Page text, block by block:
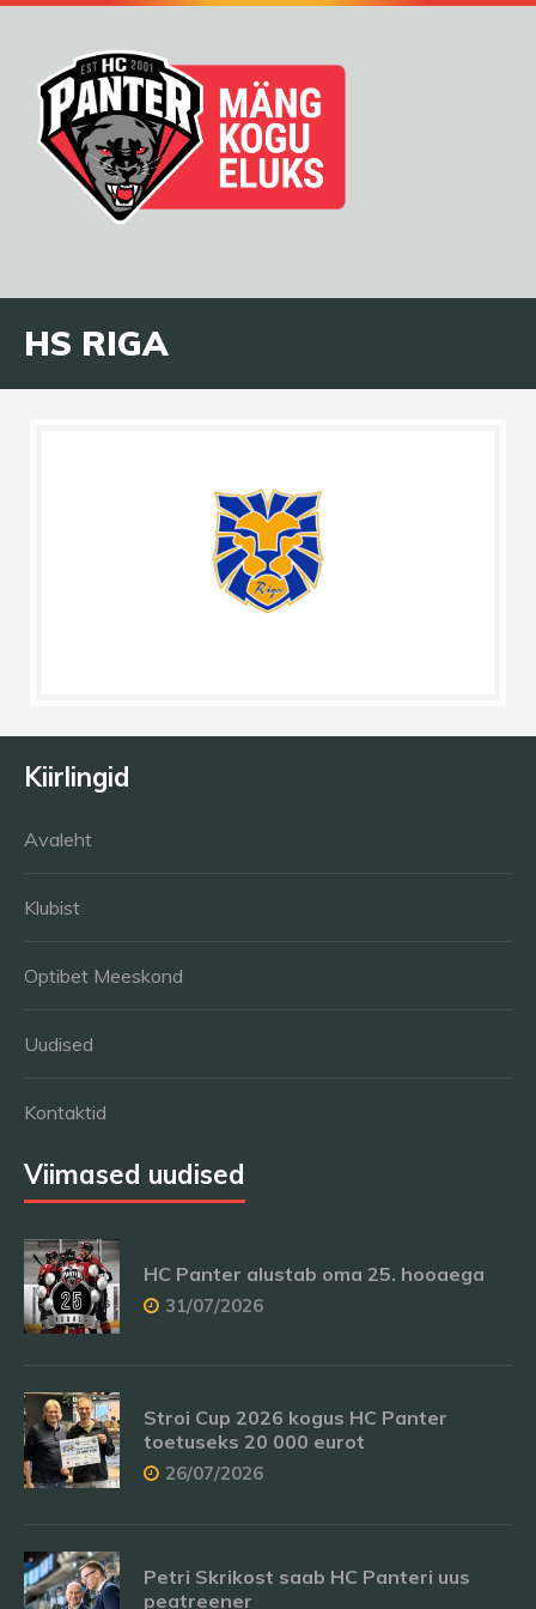
HS RIGA
Kiirlingid
Avaleht
Klubist
Optibet Meeskond
Uudised
Kontaktid
Viimased uudised
HC Panter alustab oma 25. hooaega
31/07/2026
Stroi Cup 2026 kogus HC Panter
toetuseks 20 000 eurot
26/07/2026
Petri Skrikost saab HC Panteri uus
peatreener